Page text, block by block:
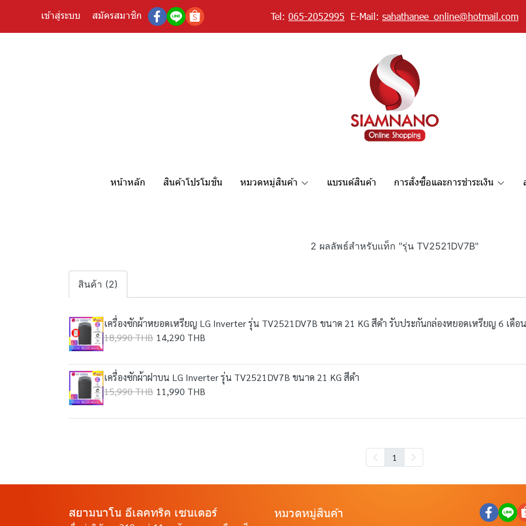
เข้าสู่ระบบ สมัครสมาชิก Tel: 065-2052995 E-Mail: sahathanee_online@hotmail.com
หน้าหลัก สินค้าโปรโมชั่น หมวดหมู่สินค้า แบรนด์สินค้า การสั่งซื้อและการชำระเงิน
2 ผลลัพธ์สำหรับแท็ก "รุ่น TV2521DV7B"
สินค้า (2)
เครื่องซักผ้าหยอดเหรียญ LG Inverter รุ่น TV2521DV7B ขนาด 21 KG สีดำ รับประกันกล่องหยอดเหรียญ 6 เดือน
18,990 THB 14,290 THB
เครื่องซักผ้าฝาบน LG Inverter รุ่น TV2521DV7B ขนาด 21 KG สีดำ
15,990 THB 11,990 THB
1
สยามนาโน อีเลคทริค เซนเตอร์ หมวดหมู่สินค้า